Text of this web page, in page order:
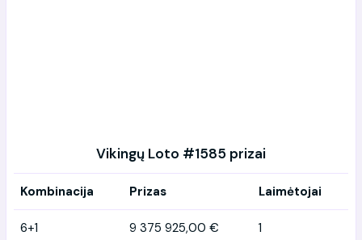
Vikingų Loto #1585 prizai
Kombinacija Prizas Laimėtojai
6+1 9 375 925,00 € 1